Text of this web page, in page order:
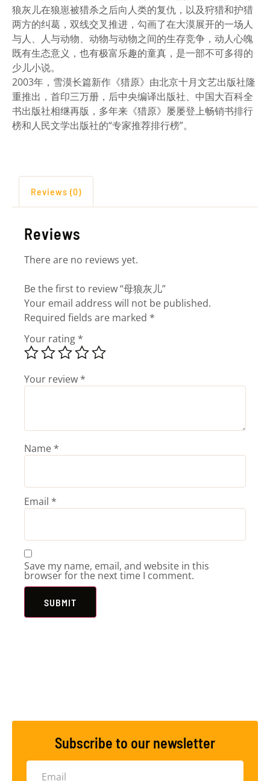
狼灰儿在狼崽被猎杀之后向人类的复仇，以及狩猎和护猎
两方的纠葛，双线交叉推进，勾画了在大漠展开的一场人
与人、人与动物、动物与动物之间的生存竞争，动人心魄
既有生态意义，也有极富乐趣的童真，是一部不可多得的
少儿小说。
2003年，雪漠长篇新作《猎原》由北京十月文艺出版社隆
重推出，首印三万册，后中央编译出版社、中国大百科全
书出版社相继再版，多年来《猎原》屡屡登上畅销书排行
榜和人民文学出版社的“专家推荐排行榜”。
Reviews (0)
Reviews
There are no reviews yet.
Be the first to review “母狼灰儿”
Your email address will not be published.
Required fields are marked *
Your rating *
Your review *
Name *
Email *
Save my name, email, and website in this
browser for the next time I comment.
Subscribe to our newsletter